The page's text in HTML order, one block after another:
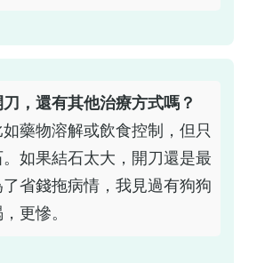
，還有其他治療方式嗎？
藥物溶解或飲食控制，但只
如果結石太大，開刀還是最
省錢拖病情，我見過有狗狗
更慘。